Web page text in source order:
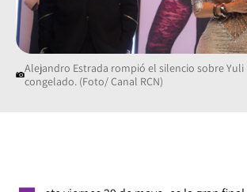
Alejandro Estrada rompió el silencio sobre Yuli
congelado. (Foto/ Canal RCN)